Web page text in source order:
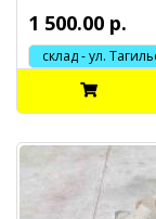
1 500.00 р.
склад - ул.